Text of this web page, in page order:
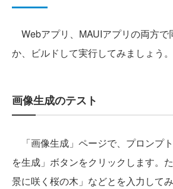
Webアプリ、MAUIアプリの両方で
か、ビルドして実行してみましょう。
画像生成のテスト
「画像生成」ページで、プロンプ
を生成」ボタンをクリックします。
景に咲く桜の木」などとを入力して